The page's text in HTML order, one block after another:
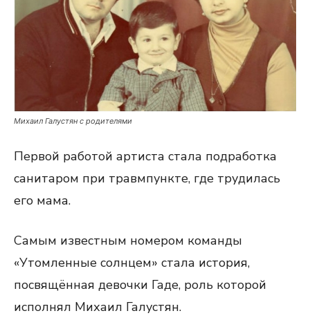
Михаил Галустян с родителями
Первой работой артиста стала подработка
санитаром при травмпункте, где трудилась
его мама.
Самым известным номером команды
«Утомленные солнцем» стала история,
посвящённая девочки Гаде, роль которой
исполнял Михаил Галустян.